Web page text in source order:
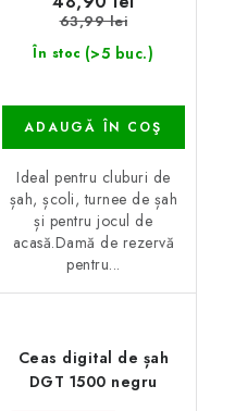
În stoc (>5 buc.)
63,99 lei
ADAUGĂ ÎN COŞ
Ideal pentru cluburi de
șah, școli, turnee de șah
și pentru jocul de
acasă.Damă de rezervă
pentru...
Ceas digital de șah
DGT 1500 negru